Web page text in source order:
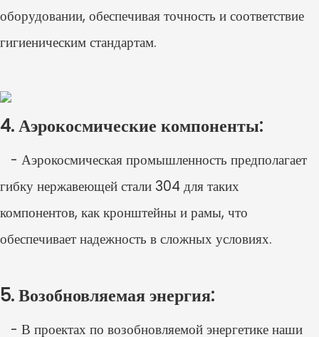
оборудовании, обеспечивая точность и соответствие
гигиеническим стандартам.
4. Аэрокосмические компоненты:
- Аэрокосмическая промышленность предполагает
гибку нержавеющей стали 304 для таких
компонентов, как кронштейны и рамы, что
обеспечивает надежность в сложных условиях.
5. Возобновляемая энергия:
- В проектах по возобновляемой энергетике наши